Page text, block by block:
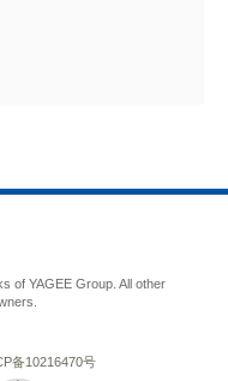
of YAGEE Group. All other
备10216470号